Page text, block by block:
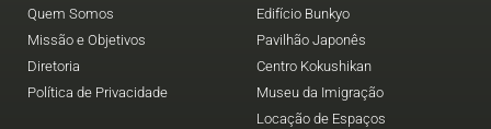
Quem Somos
Missão e Objetivos
Diretoria
Política de Privacidade
Edifício Bunkyo
Pavilhão Japonês
Centro Kokushikan
Museu da Imigração
Locação de Espaços